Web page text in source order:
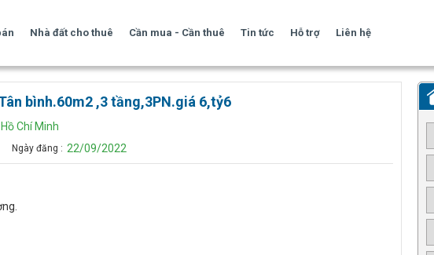
Nhà đất cho thuê Cần mua - Cần thuê Tin tức Hỗ trợ Liên hệ
bình.60m2 ,3 tầng,3PN.giá 6,tỷ6
Chí Minh
Ngày đăng : 22/09/2022